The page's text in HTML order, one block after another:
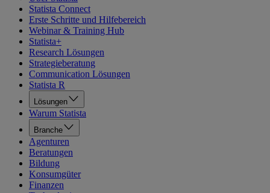
Statista Connect
Erste Schritte und Hilfebereich
Webinar & Training Hub
Statista+
Research Lösungen
Strategieberatung
Communication Lösungen
Statista R
Lösungen
Warum Statista
Branche
Agenturen
Beratungen
Bildung
Konsumgüter
Finanzen